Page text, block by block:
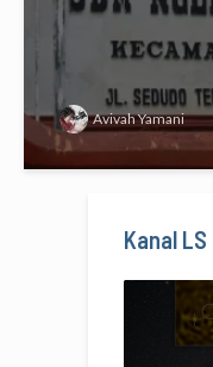
Avivah Yamani
Kanal LS